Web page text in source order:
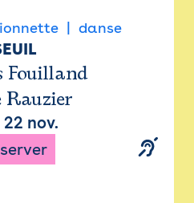
danse
Fouilland
Rauzier
22 nov.